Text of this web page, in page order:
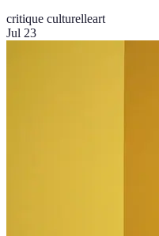
critique culturelleart
Jul 23